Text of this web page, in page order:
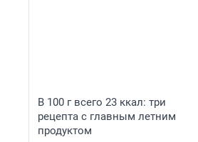
В 100 г всего 23 ккал: три
рецепта с главным летним
продуктом